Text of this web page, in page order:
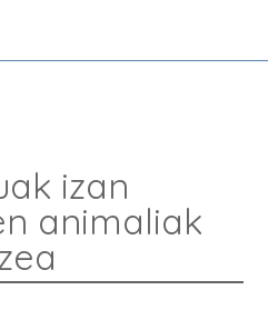
izan
animaliak